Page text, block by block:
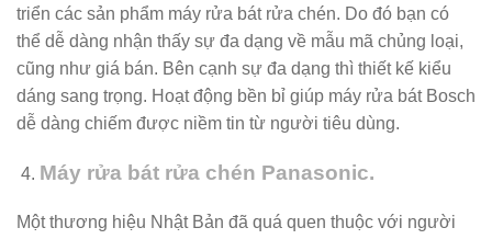
triển các sản phẩm máy rửa bát rửa chén. Do đó bạn có
thể dễ dàng nhận thấy sự đa dạng về mẫu mã chủng loại,
cũng như giá bán. Bên cạnh sự đa dạng thì thiết kế kiểu
dáng sang trọng. Hoạt động bền bỉ giúp máy rửa bát Bosch
dễ dàng chiếm được niềm tin từ người tiêu dùng.
Máy rửa bát rửa chén Panasonic.
Một thương hiệu Nhật Bản đã quá quen thuộc với người